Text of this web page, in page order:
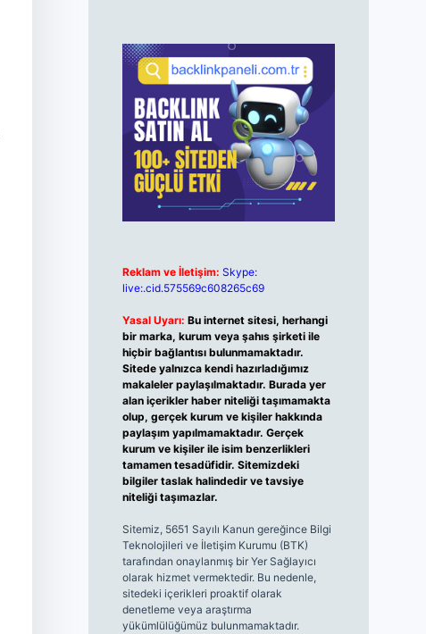
Reklam ve İletişim: Skype:
live:.cid.575569c608265c69
Yasal Uyarı: Bu internet sitesi, herhangi
bir marka, kurum veya şahıs şirketi ile
hiçbir bağlantısı bulunmamaktadır.
Sitede yalnızca kendi hazırladığımız
makaleler paylaşılmaktadır. Burada yer
alan içerikler haber niteliği taşımamakta
olup, gerçek kurum ve kişiler hakkında
paylaşım yapılmamaktadır. Gerçek
kurum ve kişiler ile isim benzerlikleri
tamamen tesadüfidir. Sitemizdeki
bilgiler taslak halindedir ve tavsiye
niteliği taşımazlar.
Sitemiz, 5651 Sayılı Kanun gereğince Bilgi
Teknolojileri ve İletişim Kurumu (BTK)
tarafından onaylanmış bir Yer Sağlayıcı
olarak hizmet vermektedir. Bu nedenle,
sitedeki içerikleri proaktif olarak
denetleme veya araştırma
yükümlülüğümüz bulunmamaktadır.